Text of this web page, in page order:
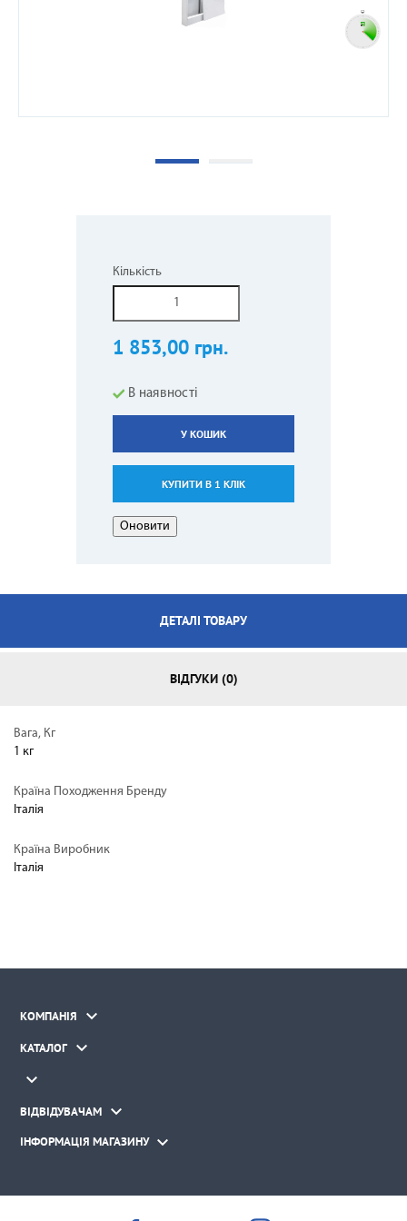
Кількість
1 853,00 грн.
В наявності
У КОШИК
КУПИТИ В 1 КЛІК
ДЕТАЛІ ТОВАРУ
ВІДГУКИ (0)
Вага, Кг
1 кг
Країна Походження Бренду
Італія
Країна Виробник
Італія
КОМПАНІЯ 
КАТАЛОГ 

ВІДВІДУВАЧАМ 
ІНФОРМАЦІЯ МАГАЗИНУ 